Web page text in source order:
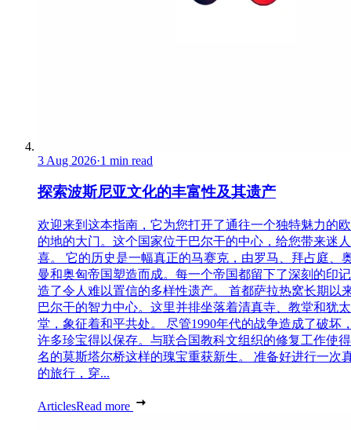
3 Aug 2026·1 min read
探索波斯尼亚文化的丰富性及其遗产
欢迎来到这本指南，它为您打开了通往一个独特魅力的
的地的大门。这个国家位于巴尔干的中心，给您带来迷
喜。 它的历史是一幅真正的马赛克，由罗马、拜占庭、
曼和奥匈帝国塑造而成。每一个帝国都留下了深刻的印
造了令人难以置信的多样性遗产。 首都萨拉热窝长期以
巴尔干的智力中心。这里并排坐落着清真寺、教堂和犹
堂，象征着和平共处。 尽管1990年代的战争造成了破坏
许多珍宝得以保存。与联合国教科文组织的修复工作使
名的莫斯塔尔桥这样的瑰宝重获新生。 准备好进行一次
的旅行，穿...
ArticlesRead more